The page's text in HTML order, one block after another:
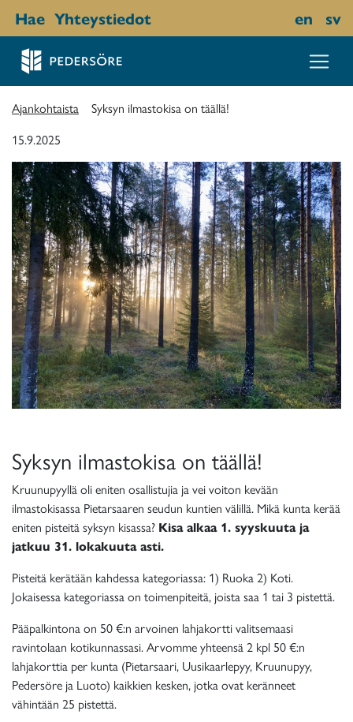
Hae Yhteystiedot en sv
Ajankohtaista
Syksyn ilmastokisa on täällä!
15.9.2025
Syksyn ilmastokisa on täällä!
Kruunupyyllä oli eniten osallistujia ja vei voiton kevään
ilmastokisassa Pietarsaaren seudun kuntien välillä. Mikä kunta kerää
eniten pisteitä syksyn kisassa? Kisa alkaa 1. syyskuuta ja
jatkuu 31. lokakuuta asti.
Pisteitä kerätään kahdessa kategoriassa: 1) Ruoka 2) Koti.
Jokaisessa kategoriassa on toimenpiteitä, joista saa 1 tai 3 pistettä.
Pääpalkintona on 50 €:n arvoinen lahjakortti valitsemaasi
ravintolaan kotikunnassasi. Arvomme yhteensä 2 kpl 50 €:n
lahjakorttia per kunta (Pietarsaari, Uusikaarlepyy, Kruunupyy,
Pedersöre ja Luoto) kaikkien kesken, jotka ovat keränneet
vähintään 25 pistettä.